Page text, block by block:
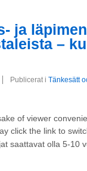
ja
–
Publicerat i Tänkesätt
of viewer
click the link to
saattavat olla 5-10